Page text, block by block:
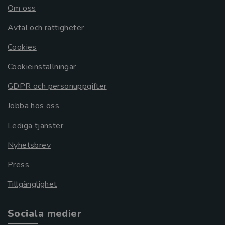
Om oss
Avtal och rättigheter
Cookies
Cookieinställningar
GDPR och personuppgifter
Jobba hos oss
Lediga tjänster
Nyhetsbrev
Press
Tillgänglighet
Sociala medier